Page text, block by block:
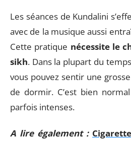
Les séances de Kundalini
avec de la musique aussi
Cette pratique nécessite le
sikh. Dans la plupart du
vous pouvez sentir une
de dormir. C’est bien
parfois intenses.
A lire également :